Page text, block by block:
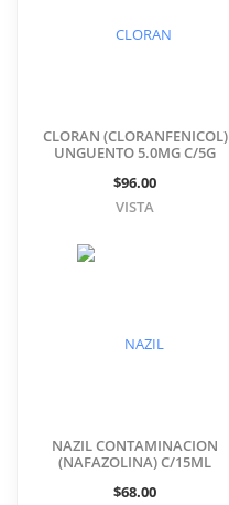
CLORAN (CLORANFENICOL)
UNGUENTO 5.0MG C/5G
$96.00
VISTA
NAZIL CONTAMINACION
(NAFAZOLINA) C/15ML
$68.00